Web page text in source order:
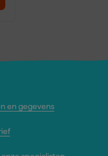
en gegevens